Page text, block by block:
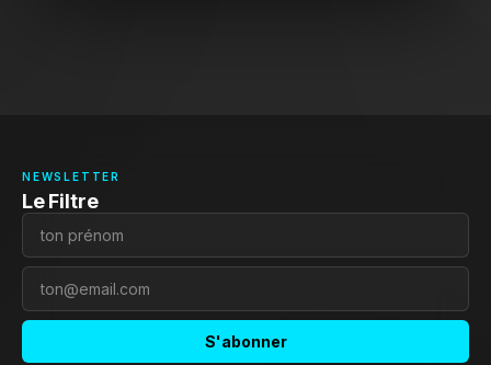
NEWSLETTER
Le Filtre
S'abonner